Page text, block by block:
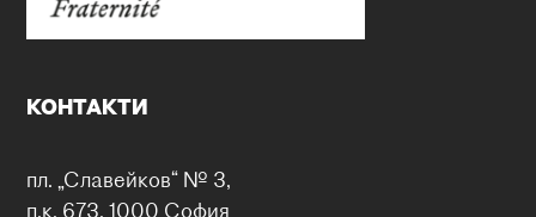
КОНТАКТИ
пл. „Славейков“ № 3,
п.к. 673, 1000 София